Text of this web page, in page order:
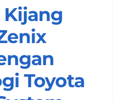
Hybrid
ke-5
Semarang
Toyota